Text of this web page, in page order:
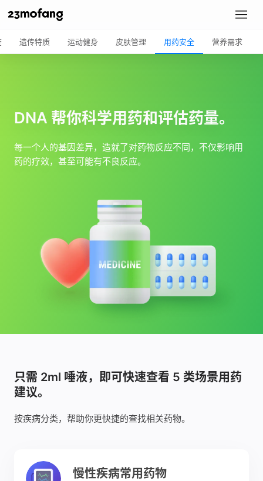
遗传特质 运动健身 皮肤管理 用药安全 营养需求
DNA 帮你科学用药和评估药量。
每一个人的基因差异，造就了对药物反应不同，不仅影响用
药的疗效，甚至可能有不良反应。
只需 2ml 唾液，即可快速查看 5 类场景用药
建议。
按疾病分类，帮助你更快捷的查找相关药物。
慢性疾病常用药物